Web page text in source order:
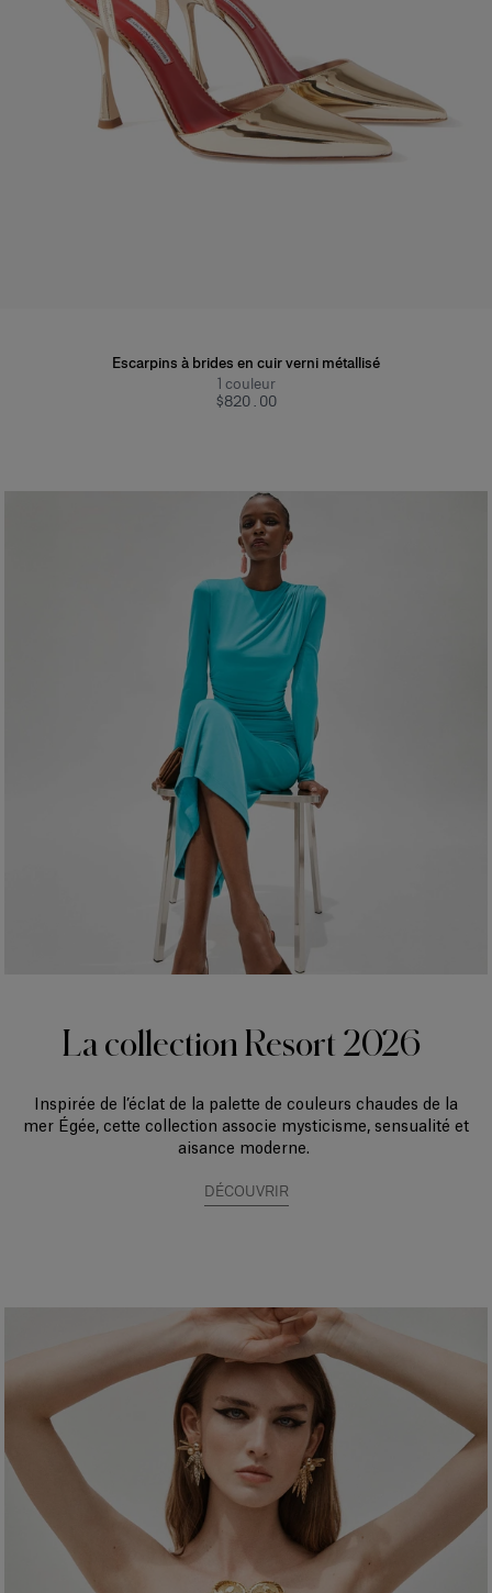
Escarpins à brides en cuir verni métallisé
1 couleur
$820.00
La collection Resort 2026
Inspirée de l’éclat de la palette de couleurs chaudes de la
mer Égée, cette collection associe mysticisme, sensualité et
aisance moderne.
DÉCOUVRIR